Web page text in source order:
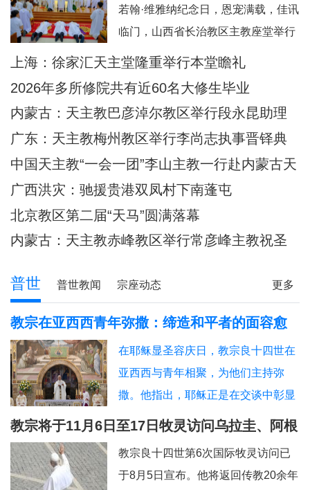
忙碌而多元的牧灵环境中，此次避静
为神父们提供了一个宝贵的静默与省
思时机，帮助大家暂时脱离日常事
务，回归内在深
若翰·维雅纳纪念日，恩宠满载，佳讯
临门，山西省长治教区主教座堂举行
司铎祝圣典礼，为张浩然（伯多
禄）三位执事授予司铎圣秩。祝圣典
礼由长治教区丁令斌主教主持，教区
办公室主任申学忠神父、主教府本堂
韩霄神父襄礼。来自长治教区及各地
80余位神父共祭
上海：徐家汇天主堂隆重举行本堂瞻礼
2026年多所修院共有近60名大修生毕业
内蒙古：天主教巴彦淖尔教区举行段永昆助理
主教祝圣典礼
广东：天主教梅州教区举行李尚志执事晋铎典
礼
中国天主教“一会一团”李山主教一行赴内蒙古天
主教调研
广西洪灾：驰援贵港双凤村下南蓬屯
北京教区第二届“天马”圆满落幕
内蒙古：天主教赤峰教区举行常彦峰主教祝圣
更多
普世 普世教闻 宗座动态
教宗在亚西西青年弥撒：缔造和平者的面容愈
加肖似基督
在耶稣显圣容庆日，教宗良十四世在
亚西西与青年相聚，为他们主持弥
撒。他指出，耶稣正是在交谈中彰显
神圣的容貌，因此我们也应该进入“对
及为数众多的其他青年，就是在亚西
西这里面容变得愈加肖似基督的。教
教宗将于11月6日至17日牧灵访问乌拉圭、阿根
廷和秘鲁
教宗良十四世第6次国际牧灵访问已
于8月5日宣布。他将返回传教20余年